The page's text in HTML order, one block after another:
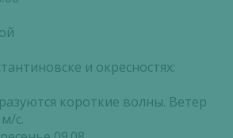
и окресностях:
короткие волны. Ветер
с.